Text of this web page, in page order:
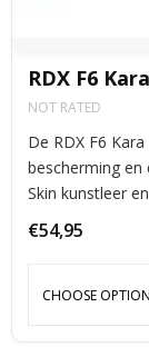
RDX F6
NOT RATED
De RDX F6
bescherming en
Skin kunstleer
€54,95
CHOOSE